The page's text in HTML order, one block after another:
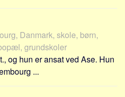
Danmark, skole, børn,
grundskoler
og hun er ansat ved Ase. Hun
...